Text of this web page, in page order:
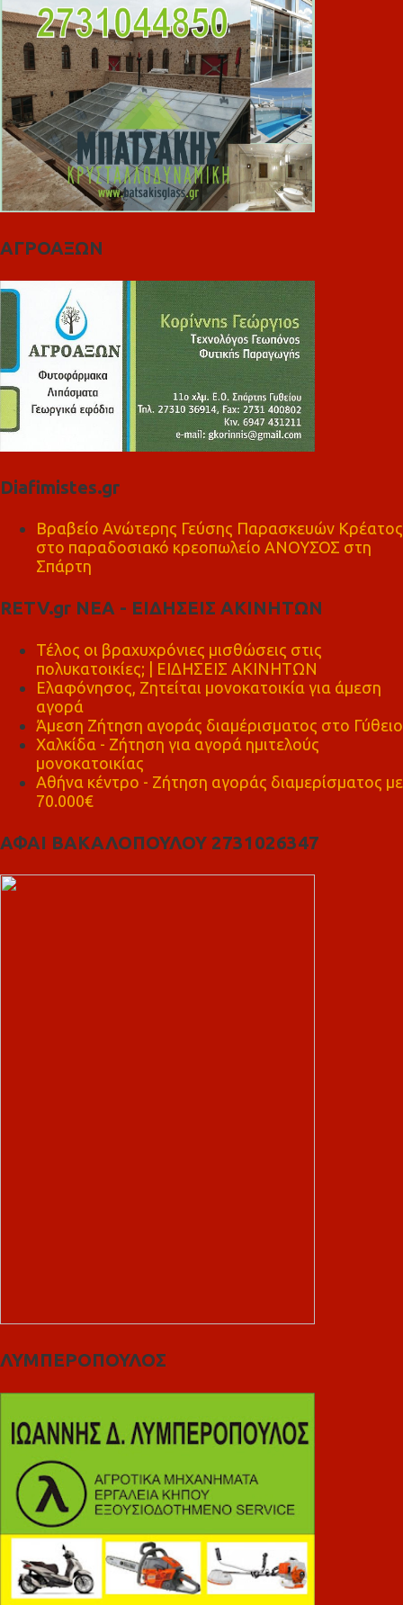
ΑΓΡΟΑΞΩΝ
Diafimistes.gr
Βραβείο Ανώτερης Γεύσης Παρασκευών Κρέατος
στο παραδοσιακό κρεοπωλείο ΑΝΟΥΣΟΣ στη
Σπάρτη
RETV.gr ΝΕΑ - ΕΙΔΗΣΕΙΣ ΑΚΙΝΗΤΩΝ
Τέλος οι βραχυχρόνιες μισθώσεις στις
πολυκατοικίες; | ΕΙΔΗΣΕΙΣ ΑΚΙΝΗΤΩΝ
Ελαφόνησος, Ζητείται μονοκατοικία για άμεση
αγορά
Άμεση Ζήτηση αγοράς διαμέρισματος στο Γύθειο
Χαλκίδα - Ζήτηση για αγορά ημιτελούς
μονοκατοικίας
Αθήνα κέντρο - Ζήτηση αγοράς διαμερίσματος με
70.000€
ΑΦΑΙ ΒΑΚΑΛΟΠΟΥΛΟΥ 2731026347
ΛΥΜΠΕΡΟΠΟΥΛΟΣ